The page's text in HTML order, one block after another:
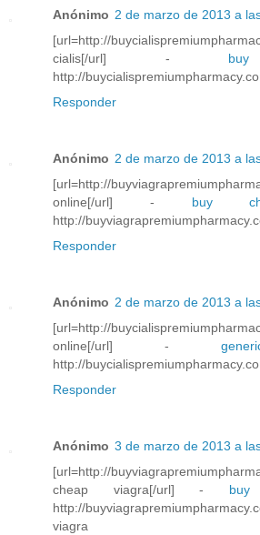
Anónimo 2 de marzo de 2013 a
[url=http://
cialis[/url] -
http://
Responder
Anónimo 2 de marzo de 2013 a
[url=http://
online[/url] - buy
http://
Responder
Anónimo 2 de marzo de 2013 a
[url=http://
online[/url] -
http://
Responder
Anónimo 3 de marzo de 2013 a
[url=http://
cheap viagra[/url] -
http://
viagra